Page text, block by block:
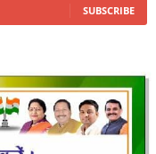
SUBSCRIBE